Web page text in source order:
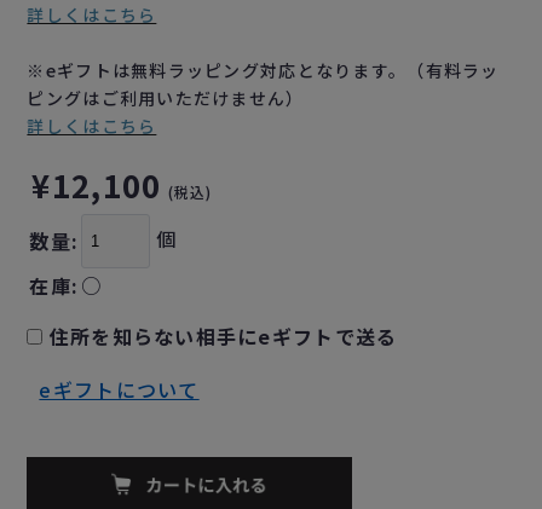
詳しくはこちら
※eギフトは無料ラッピング対応となります。（有料ラッ
ピングはご利用いただけません）
詳しくはこちら
¥12,100 (税込)
数量:
個
在庫: ○
住所を知らない相手にeギフトで送る
eギフトについて